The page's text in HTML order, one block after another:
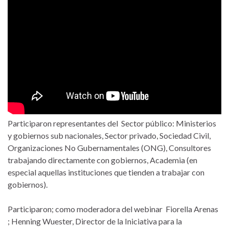
Participaron representantes del Sector público: Ministerios
y gobiernos sub nacionales, Sector privado, Sociedad Civil,
Organizaciones No Gubernamentales (ONG), Consultores
trabajando directamente con gobiernos, Academia (en
especial aquellas instituciones que tienden a trabajar con
gobiernos).
Participaron; como moderadora del webinar Fiorella Arenas
; Henning Wuester, Director de la Iniciativa para la